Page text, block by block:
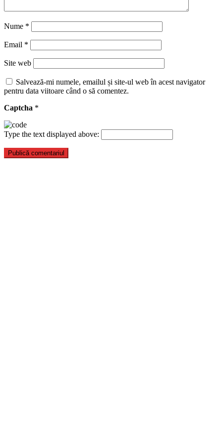
Nume *
Email *
Site web
Salvează-mi numele, emailul și site-ul web în acest navigator
pentru data viitoare când o să comentez.
Captcha *
Type the text displayed above: